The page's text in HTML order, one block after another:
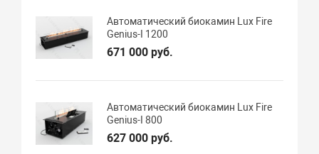
Автоматический биокамин Lux Fire
Genius-I 1200
671 000 руб.
Автоматический биокамин Lux Fire
Genius-I 800
627 000 руб.